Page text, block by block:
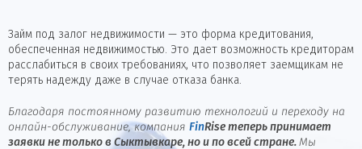
Займ под залог недвижимости — это форма кредитования,
обеспеченная недвижимостью. Это дает возможность кредиторам
расслабиться в своих требованиях, что позволяет заемщикам не
терять надежду даже в случае отказа банка.
Благодаря постоянному развитию технологий и переходу на
онлайн-обслуживание, компания FinRise теперь принимает
заявки не только в Сыктывкаре, но и по всей стране. Мы